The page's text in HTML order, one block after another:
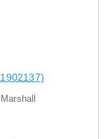
Marshall